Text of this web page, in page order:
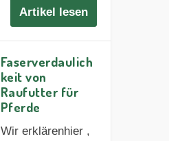
Artikel lesen
Faserverdaulich
keit von
Raufutter für
Pferde
Wir erklärenhier ,